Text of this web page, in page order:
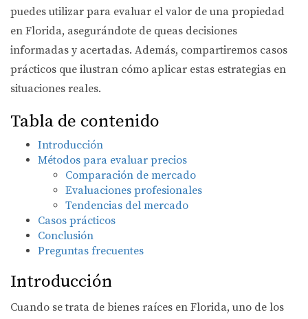
puedes utilizar para evaluar el valor de una propiedad
en Florida, asegurándote de queas decisiones
informadas y acertadas. Además, compartiremos casos
prácticos que ilustran cómo aplicar estas estrategias en
situaciones reales.
Tabla de contenido
Introducción
Métodos para evaluar precios
Comparación de mercado
Evaluaciones profesionales
Tendencias del mercado
Casos prácticos
Conclusión
Preguntas frecuentes
Introducción
Cuando se trata de bienes raíces en Florida, uno de los